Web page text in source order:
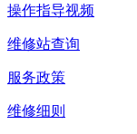
操作指导视频
维修站查询
服务政策
维修细则